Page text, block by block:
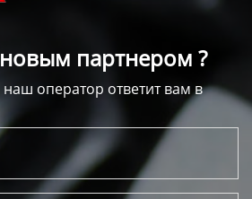
новым партнером ?
оператор ответит вам в